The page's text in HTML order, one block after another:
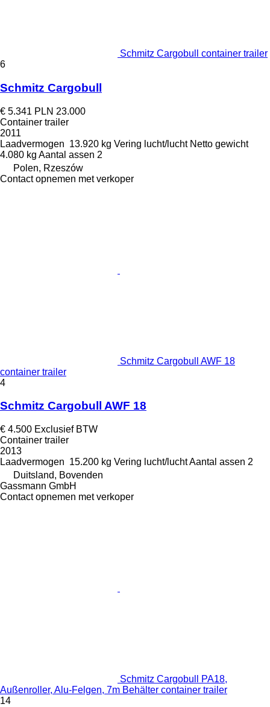
Schmitz Cargobull container trailer
6
Schmitz Cargobull
€ 5.341 PLN 23.000
Container trailer
2011
Laadvermogen 13.920 kg Vering lucht/lucht Netto gewicht
4.080 kg Aantal assen 2
Polen, Rzeszów
Contact opnemen met verkoper
Schmitz Cargobull AWF 18
container trailer
4
Schmitz Cargobull AWF 18
€ 4.500 Exclusief BTW
Container trailer
2013
Laadvermogen 15.200 kg Vering lucht/luchtAantal assen 2
Duitsland, Bovenden
Gassmann GmbH
Contact opnemen met verkoper
Schmitz Cargobull PA18,
Außenroller, Alu-Felgen, 7m Behälter container trailer
14